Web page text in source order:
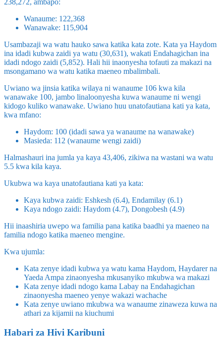
238,272, ambapo:
Wanaume: 122,368
Wanawake: 115,904
Usambazaji wa watu hauko sawa katika kata zote. Kata ya Haydom
ina idadi kubwa zaidi ya watu (30,631), wakati Endahagichan ina
idadi ndogo zaidi (5,852). Hali hii inaonyesha tofauti za makazi na
msongamano wa watu katika maeneo mbalimbali.
Uwiano wa jinsia katika wilaya ni wanaume 106 kwa kila
wanawake 100, jambo linaloonyesha kuwa wanaume ni wengi
kidogo kuliko wanawake. Uwiano huu unatofautiana kati ya kata,
kwa mfano:
Haydom: 100 (idadi sawa ya wanaume na wanawake)
Masieda: 112 (wanaume wengi zaidi)
Halmashauri ina jumla ya kaya 43,406, zikiwa na wastani wa watu
5.5 kwa kila kaya.
Ukubwa wa kaya unatofautiana kati ya kata:
Kaya kubwa zaidi: Eshkesh (6.4), Endamilay (6.1)
Kaya ndogo zaidi: Haydom (4.7), Dongobesh (4.9)
Hii inaashiria uwepo wa familia pana katika baadhi ya maeneo na
familia ndogo katika maeneo mengine.
Kwa ujumla:
Kata zenye idadi kubwa ya watu kama Haydom, Haydarer na
Yaeda Ampa zinaonyesha mkusanyiko mkubwa wa makazi
Kata zenye idadi ndogo kama Labay na Endahagichan
zinaonyesha maeneo yenye wakazi wachache
Kata zenye uwiano mkubwa wa wanaume zinaweza kuwa na
athari za kijamii na kiuchumi
Habari za Hivi Karibuni